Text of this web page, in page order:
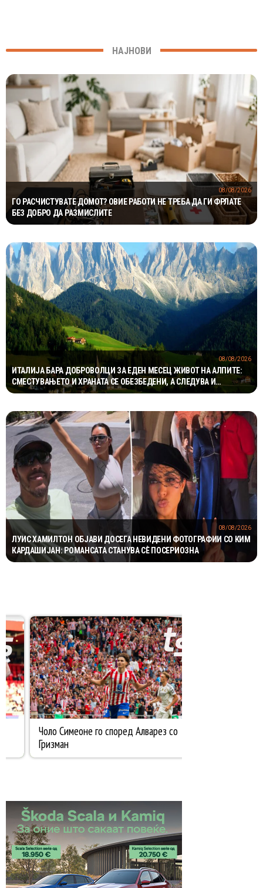
НАЈНОВИ
ГО РАСЧИСТУВАТЕ ДОМОТ? ОВИЕ РАБОТИ НЕ ТРЕБА ДА ГИ ФРЛАТЕ
БЕЗ ДОБРО ДА РАЗМИСЛИТЕ
08/08/2026
ИТАЛИЈА БАРА ДОБРОВОЛЦИ ЗА ЕДЕН МЕСЕЦ ЖИВОТ НА АЛПИТЕ:
СМЕСТУВАЊЕТО И ХРАНАТА СЕ ОБЕЗБЕДЕНИ, А СЛЕДУВА И
НАДОМЕСТ ОД 400 ЕВРА
08/08/2026
ЛУИС ХАМИЛТОН ОБЈАВИ ДОСЕГА НЕВИДЕНИ ФОТОГРАФИИ СО КИМ
КАРДАШИЈАН: РОМАНСАТА СТАНУВА СÈ ПОСЕРИОЗНА
08/08/2026